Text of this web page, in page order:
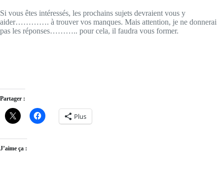
Si vous êtes intéressés, les prochains sujets devraient vous y
aider…………. à trouver vos manques. Mais attention, je ne donnerai
pas les réponses……….. pour cela, il faudra vous former.
Partager :
Plus
J’aime ça :